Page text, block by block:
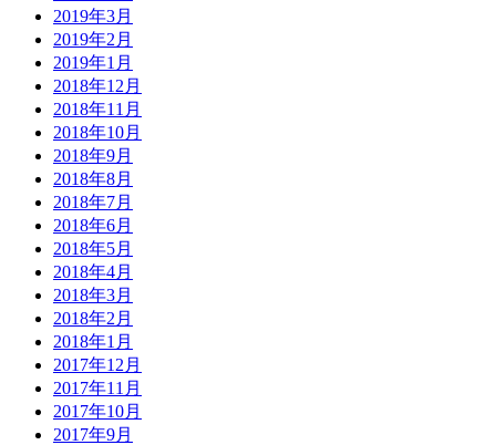
2019年3月
2019年2月
2019年1月
2018年12月
2018年11月
2018年10月
2018年9月
2018年8月
2018年7月
2018年6月
2018年5月
2018年4月
2018年3月
2018年2月
2018年1月
2017年12月
2017年11月
2017年10月
2017年9月